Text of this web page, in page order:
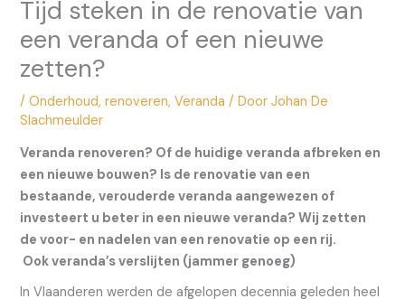
Tijd steken in de renovatie van
een veranda of een nieuwe
zetten?
/Onderhoud,renoveren,Veranda / DoorJohan De
Slachmeulder
Veranda renoveren? Of de huidige veranda afbreken en
een nieuwe bouwen? Is de renovatie van een
bestaande, verouderde veranda aangewezen of
investeert u beter in een nieuwe veranda? Wij zetten
de voor- en nadelen van een renovatie op een rij.
Ook veranda’s verslijten (jammer genoeg)
In Vlaanderen werden de afgelopen decennia geleden heel